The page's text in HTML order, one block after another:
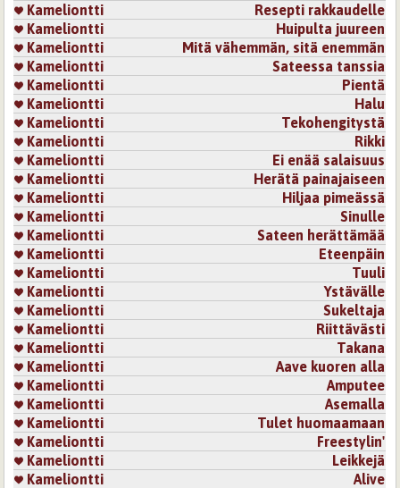
Sivut
Kameliontti
Resepti rakkaudelle
Kameliontti
Huipulta juureen
Kameliontti
Mitä vähemmän, sitä enemmän
Kameliontti
Sateessa tanssia
Kameliontti
Pientä
Kameliontti
Halu
Kameliontti
Tekohengitystä
Kameliontti
Rikki
Kameliontti
Ei enää salaisuus
Kameliontti
Herätä painajaiseen
Kameliontti
Hiljaa pimeässä
Kameliontti
Sinulle
Kameliontti
Sateen herättämää
Kameliontti
Eteenpäin
Kameliontti
Tuuli
Kameliontti
Ystävälle
Kameliontti
Sukeltaja
Kameliontti
Riittävästi
Kameliontti
Takana
Kameliontti
Aave kuoren alla
Kameliontti
Amputee
Kameliontti
Asemalla
Kameliontti
Tulet huomaamaan
Kameliontti
Freestylin'
Kameliontti
Leikkejä
Kameliontti
Alive